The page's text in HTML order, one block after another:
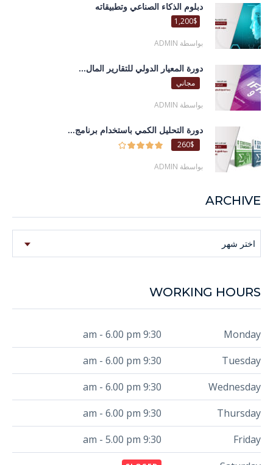
دبلوم الذكاء الصناعي وتطبيقاته
1,200$
بواسطة ADMIN
دورة المعيار الدولي للتقارير المال...
مجاني
بواسطة ADMIN
دورة التحليل الكمي باستخدام برنامج...
260$
بواسطة ADMIN
ARCHIVE
اختر شهر
WORKING HOURS
Monday
9:30 am - 6.00 pm
Tuesday
9:30 am - 6.00 pm
Wednesday
9:30 am - 6.00 pm
Thursday
9:30 am - 6.00 pm
Friday
9:30 am - 5.00 pm